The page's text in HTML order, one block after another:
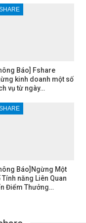
Báo] Fshare
kinh doanh một số
vụ từ ngày…
Báo]Ngừng Một
Tính năng Liên Quan
Điểm Thưởng…